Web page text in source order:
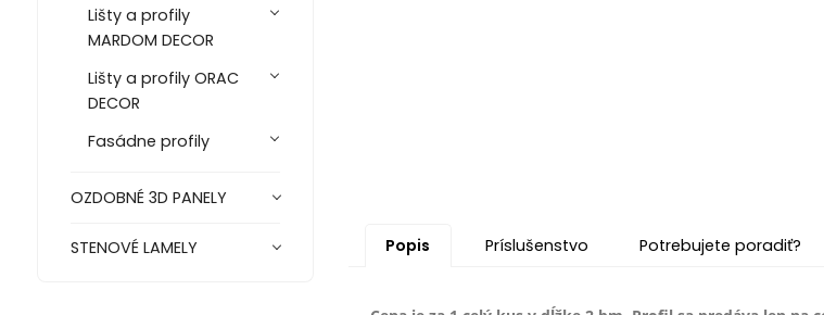
Lišty a profily
MARDOM DECOR
Lišty a profily ORAC
DECOR
Fasádne profily
OZDOBNÉ 3D PANELY
STENOVÉ LAMELY Popis Príslušenstvo Potrebujete poradiť?